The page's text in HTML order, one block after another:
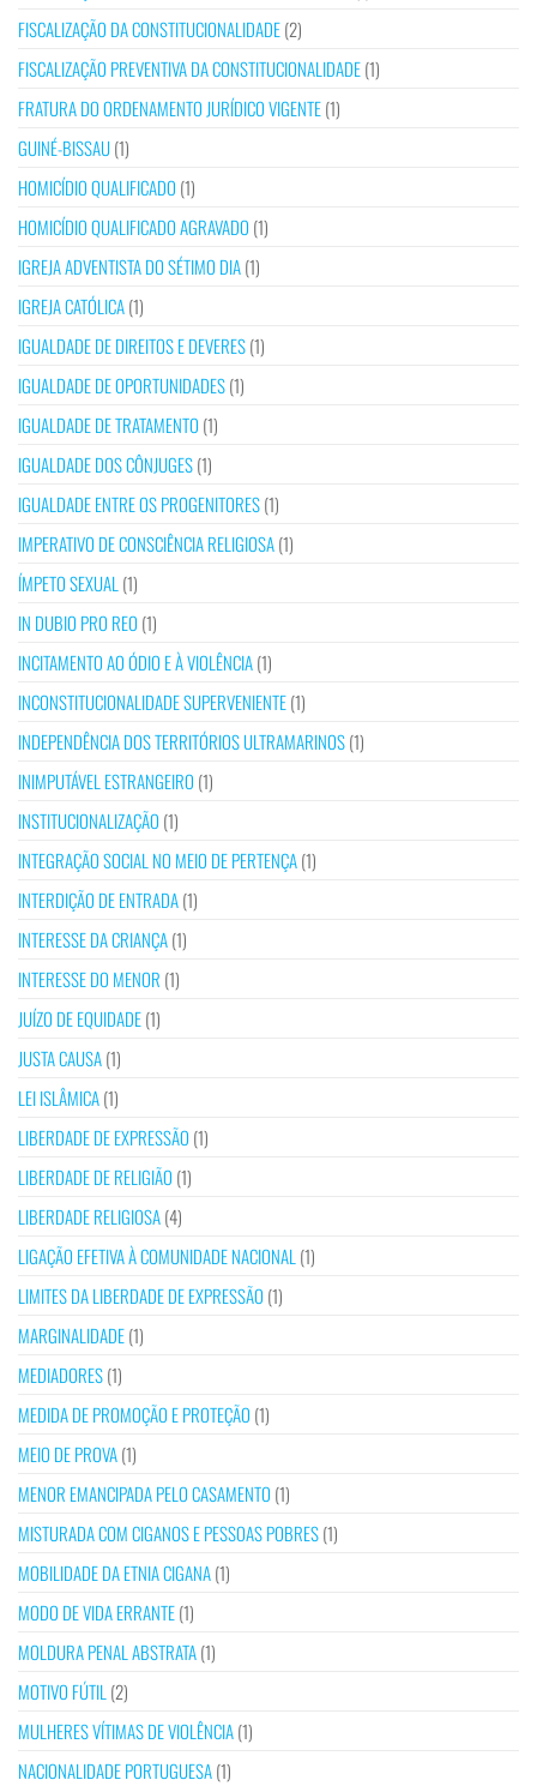
FISCALIZAÇÃO DA CONSTITUCIONALIDADE(2)
FISCALIZAÇÃO PREVENTIVA DA CONSTITUCIONALIDADE(1)
FRATURA DO ORDENAMENTO JURÍDICO VIGENTE(1)
GUINÉ-BISSAU(1)
HOMICÍDIO QUALIFICADO (1)
HOMICÍDIO QUALIFICADO AGRAVADO (1)
IGREJA ADVENTISTA DO SÉTIMO DIA(1)
IGREJA CATÓLICA(1)
IGUALDADE DE DIREITOS E DEVERES(1)
IGUALDADE DE OPORTUNIDADES(1)
IGUALDADE DE TRATAMENTO (1)
IGUALDADE DOS CÔNJUGES(1)
IGUALDADE ENTRE OS PROGENITORES(1)
IMPERATIVO DE CONSCIÊNCIA RELIGIOSA(1)
ÍMPETO SEXUAL(1)
IN DUBIO PRO REO (1)
INCITAMENTO AO ÓDIO E À VIOLÊNCIA(1)
INCONSTITUCIONALIDADE SUPERVENIENTE(1)
INDEPENDÊNCIA DOS TERRITÓRIOS ULTRAMARINOS(1)
INIMPUTÁVEL ESTRANGEIRO (1)
INSTITUCIONALIZAÇÃO (1)
INTEGRAÇÃO SOCIAL NO MEIO DE PERTENÇA(1)
INTERDIÇÃO DE ENTRADA(1)
INTERESSE DA CRIANÇA(1)
INTERESSE DO MENOR (1)
JUÍZO DE EQUIDADE(1)
JUSTA CAUSA(1)
LEI ISLÂMICA(1)
LIBERDADE DE EXPRESSÃO (1)
LIBERDADE DE RELIGIÃO (1)
LIBERDADE RELIGIOSA(4)
LIGAÇÃO EFETIVA À COMUNIDADE NACIONAL(1)
LIMITES DA LIBERDADE DE EXPRESSÃO (1)
MARGINALIDADE(1)
MEDIADORES(1)
MEDIDA DE PROMOÇÃO E PROTEÇÃO (1)
MEIO DE PROVA(1)
MENOR EMANCIPADA PELO CASAMENTO (1)
MISTURADA COM CIGANOS E PESSOAS POBRES(1)
MOBILIDADE DA ETNIA CIGANA(1)
MODO DE VIDA ERRANTE(1)
MOLDURA PENAL ABSTRATA(1)
MOTIVO FÚTIL(2)
MULHERES VÍTIMAS DE VIOLÊNCIA(1)
NACIONALIDADE PORTUGUESA(1)